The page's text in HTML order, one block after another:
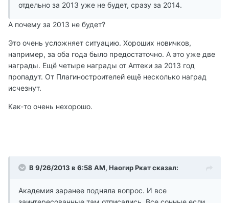
отдельно за 2013 уже не будет, сразу за 2014.
А почему за 2013 не будет?
Это очень усложняет ситуацию. Хороших новичков,
например, за оба года было предостаточно. А это уже две
награды. Ещё четыре награды от Аптеки за 2013 год
пропадут. От Плагиностроителей ещё несколько наград
исчезнут.
Как-то очень нехорошо.
В 9/26/2013 в 6:58 AM, Наогир Ркат сказал:
Академия заранее подняла вопрос. И все